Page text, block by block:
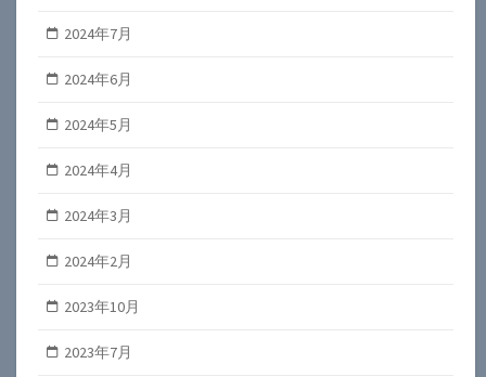
2024年7月
2024年6月
2024年5月
2024年4月
2024年3月
2024年2月
2023年10月
2023年7月